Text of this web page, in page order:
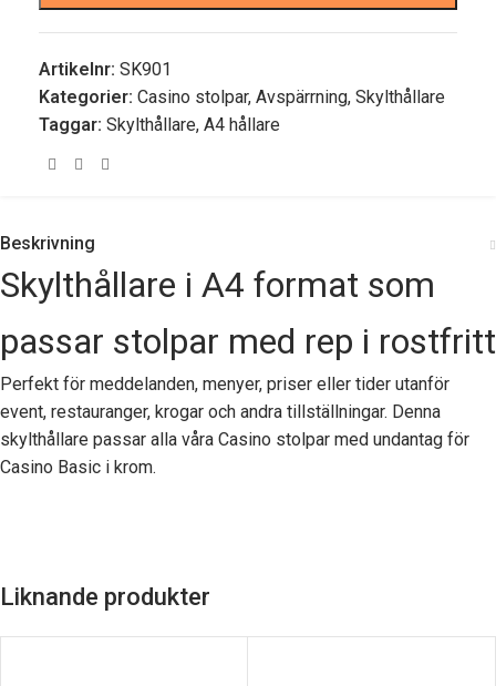
Artikelnr: SK901
Kategorier: Casino stolpar, Avspärrning, Skylthållare
Taggar: Skylthållare, A4 hållare
Beskrivning
Skylthållare i A4 format som
passar stolpar med rep i rostfritt
Perfekt för meddelanden, menyer, priser eller tider utanför
event, restauranger, krogar och andra tillställningar. Denna
skylthållare passar alla våra Casino stolpar med undantag för
Casino Basic i krom.
Liknande produkter